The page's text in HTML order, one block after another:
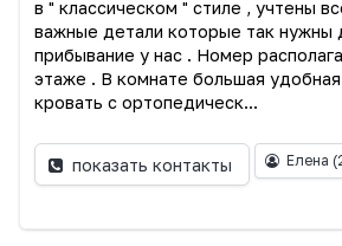
в " классическом " стиле , учтены
важные детали которые так нужны
прибывание у нас . Номер
этаже . В комнате большая удобная
кровать с ортопедическ...
показать контакты Елена